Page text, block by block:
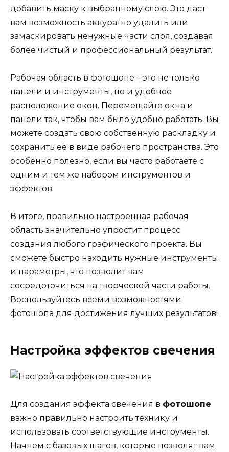
добавить маску к выбранному слою. Это даст
вам возможность аккуратно удалить или
замаскировать ненужные части слоя, создавая
более чистый и профессиональный результат.
Рабочая область в фотошопе – это не только
панели и инструменты, но и удобное
расположение окон. Перемещайте окна и
панели так, чтобы вам было удобно работать. Вы
можете создать свою собственную раскладку и
сохранить её в виде рабочего пространства. Это
особенно полезно, если вы часто работаете с
одним и тем же набором инструментов и
эффектов.
В итоге, правильно настроенная рабочая
область значительно упростит процесс
создания любого графического проекта. Вы
сможете быстро находить нужные инструменты
и параметры, что позволит вам
сосредоточиться на творческой части работы.
Воспользуйтесь всеми возможностями
фотошопа для достижения лучших результатов!
Настройка эффектов свечения
Для создания эффекта свечения в фотошопе
важно правильно настроить технику и
использовать соответствующие инструменты.
Начнем с базовых шагов, которые позволят вам